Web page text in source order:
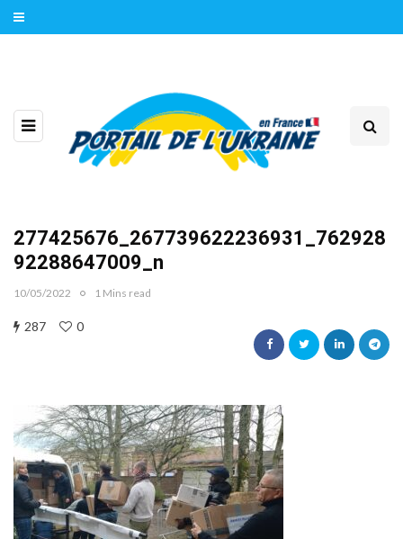
277425676_267739622236931_762928
92288647009_n
10/05/2022 1 Mins read
287 0